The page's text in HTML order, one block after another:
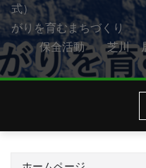
式） 人
がりを育むまちづく
保全活動 芝川 居